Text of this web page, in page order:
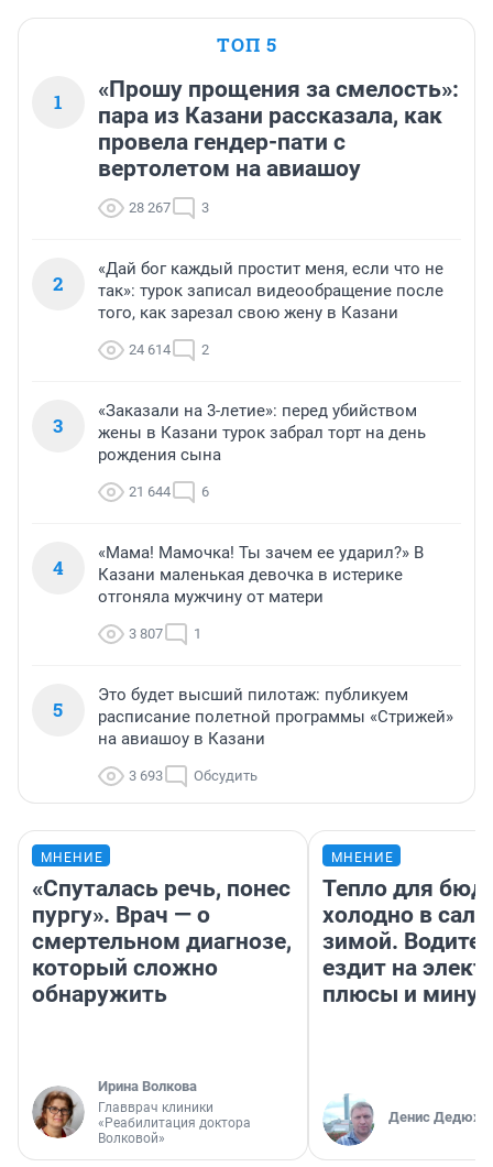
ТОП 5
1
«Прошу прощения за смелость»:
пара из Казани рассказала, как
провела гендер-пати с
вертолетом на авиашоу
28 267 3
2
«Дай бог каждый простит меня, если что не
так»: турок записал видеообращение после
того, как зарезал свою жену в Казани
24 614 2
3
«Заказали на 3-летие»: перед убийством
жены в Казани турок забрал торт на день
рождения сына
21 644 6
4
«Мама! Мамочка! Ты зачем ее ударил?» В
Казани маленькая девочка в истерике
отгоняла мужчину от матери
3 807 1
5
Это будет высший пилотаж: публикуем
расписание полетной программы «Стрижей»
на авиашоу в Казани
3 693 Обсудить
МНЕНИЕ
«Спуталась речь, понес
пургу». Врач — о
смертельном диагнозе,
который сложно
обнаружить
Ирина Волкова
Главврач клиники
«Реабилитация доктора
Волковой»
МНЕНИЕ
Тепло для
холодно в
зимой.
ездит на
плюсы и
Денис